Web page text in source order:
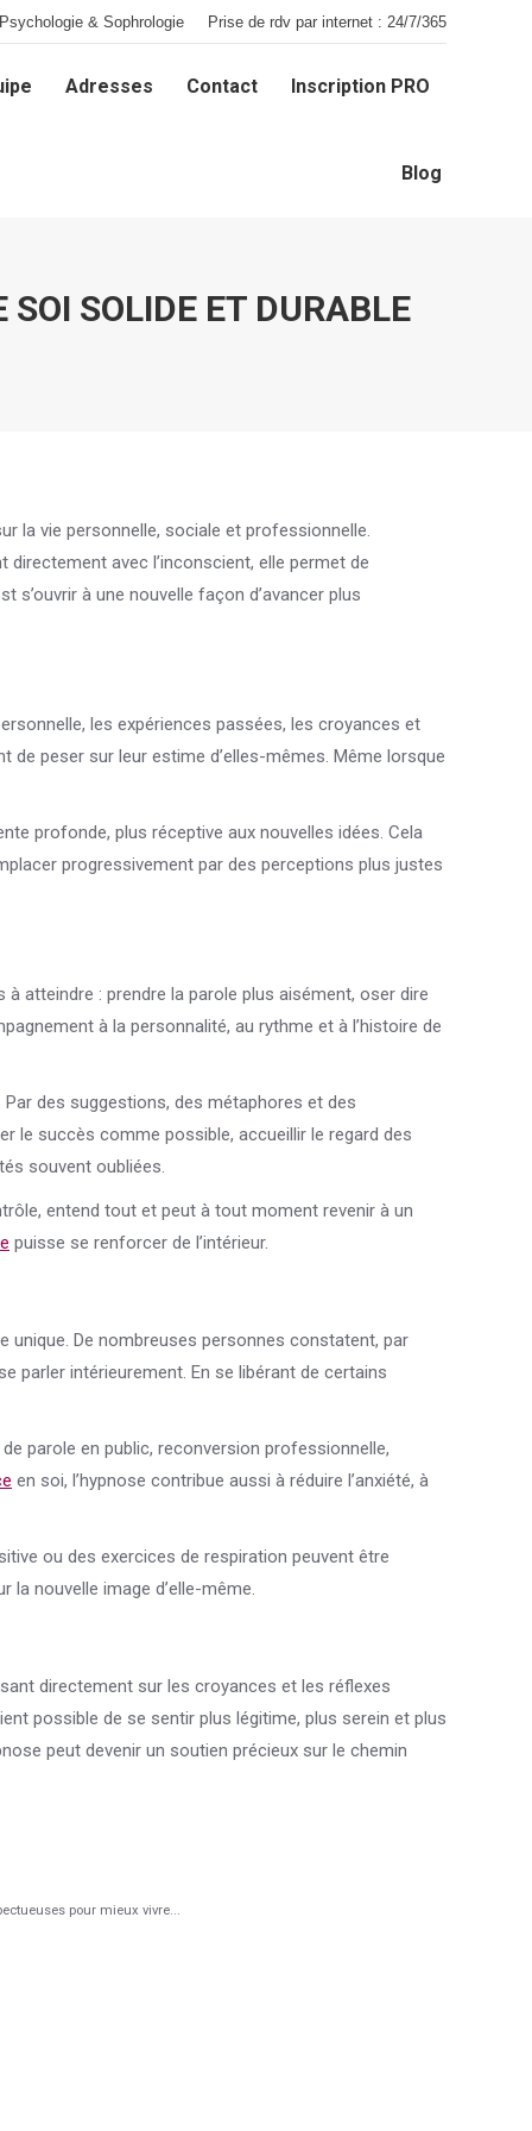
& Sophrologie Prise de rdv par internet : 24/7/365
Adresses Contact Inscription PRO
Blog
SOLIDE ET DURABLE
la vie personnelle, sociale et professionnelle.
directement avec l’inconscient, elle permet de
s’ouvrir à une nouvelle façon d’avancer plus
les expériences passées, les croyances et
peser sur leur estime d’elles-mêmes. Même lorsque
profonde, plus réceptive aux nouvelles idées. Cela
progressivement par des perceptions plus justes
atteindre : prendre la parole plus aisément, oser dire
à la personnalité, au rythme et à l’histoire de
des suggestions, des métaphores et des
le succès comme possible, accueillir le regard des
souvent oubliées.
entend tout et peut à tout moment revenir à un
puisse se renforcer de l’intérieur.
De nombreuses personnes constatent, par
parler intérieurement. En se libérant de certains
parole en public, reconversion professionnelle,
en soi, l’hypnose contribue aussi à réduire l’anxiété, à
ou des exercices de respiration peuvent être
nouvelle image d’elle-même.
directement sur les croyances et les réflexes
possible de se sentir plus légitime, plus serein et plus
peut devenir un soutien précieux sur le chemin
pour mieux vivre...
Adresses Contact Inscription PRO